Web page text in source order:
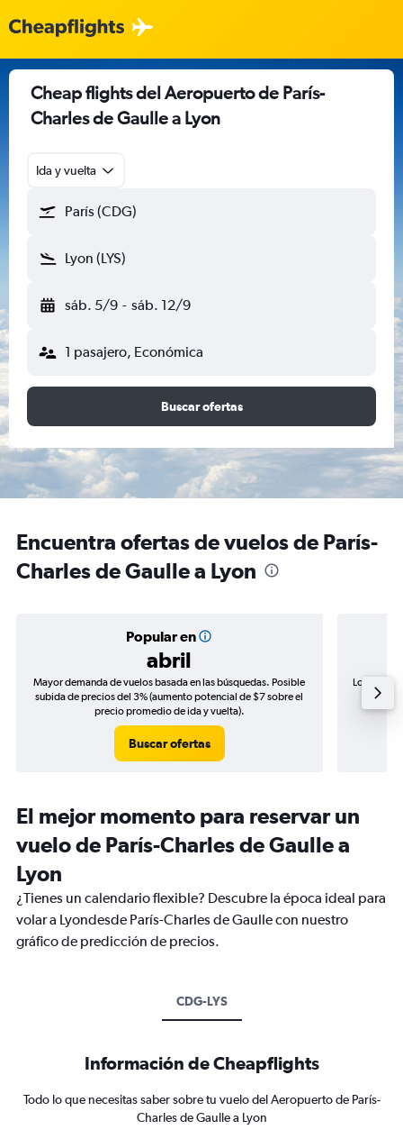
Cheap flights del Aeropuerto de París-
Charles de Gaulle a Lyon
Ida y vuelta
París (CDG)
Lyon (LYS)
sáb. 5/9 - sáb. 12/9
1 pasajero, Económica
Buscar ofertas
Encuentra ofertas de vuelos de París-
Charles de Gaulle a Lyon
Popular en
abril
Mayor demanda de vuelos basada en las búsquedas. Posible
subida de precios del 3% (aumento potencial de $7 sobre el
precio promedio de ida y vuelta).
Buscar ofertas
Los
de
El mejor momento para reservar un
vuelo de París-Charles de Gaulle a
Lyon
¿Tienes un calendario flexible? Descubre la época ideal para
volar a Lyondesde París-Charles de Gaulle con nuestro
gráfico de predicción de precios.
CDG-LYS
Información de Cheapflights
Todo lo que necesitas saber sobre tu vuelo del Aeropuerto de París-
Charles de Gaulle a Lyon